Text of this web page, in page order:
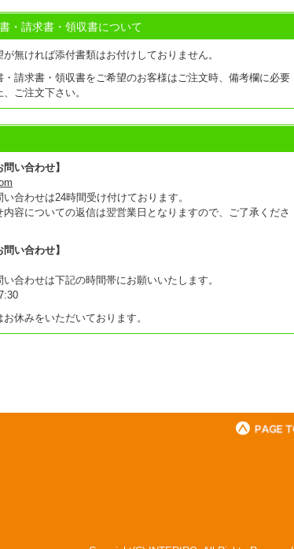
・請求書・領収書について
無ければ添付書類はお付けしておりません。
・請求書・領収書をご希望のお客様はご注文時、備考欄に必要
ご注文下さい。
問い合わせ】
い合わせは24時間受け付けております。
容についての返信は翌営業日となりますので、ご了承くださ
問い合わせ】
合わせは下記の時間帯にお願いいたします。
休みをいただいております。